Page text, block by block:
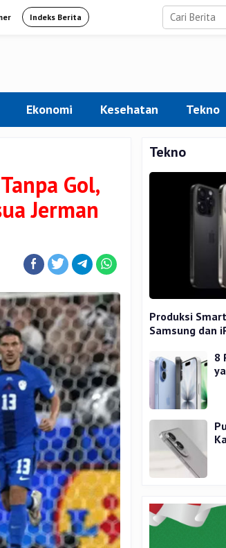
Indeks Berita
Ekonomi Kesehatan Tekno
Gol,
Jerman
Tekno
Produksi
Samsung dan
8